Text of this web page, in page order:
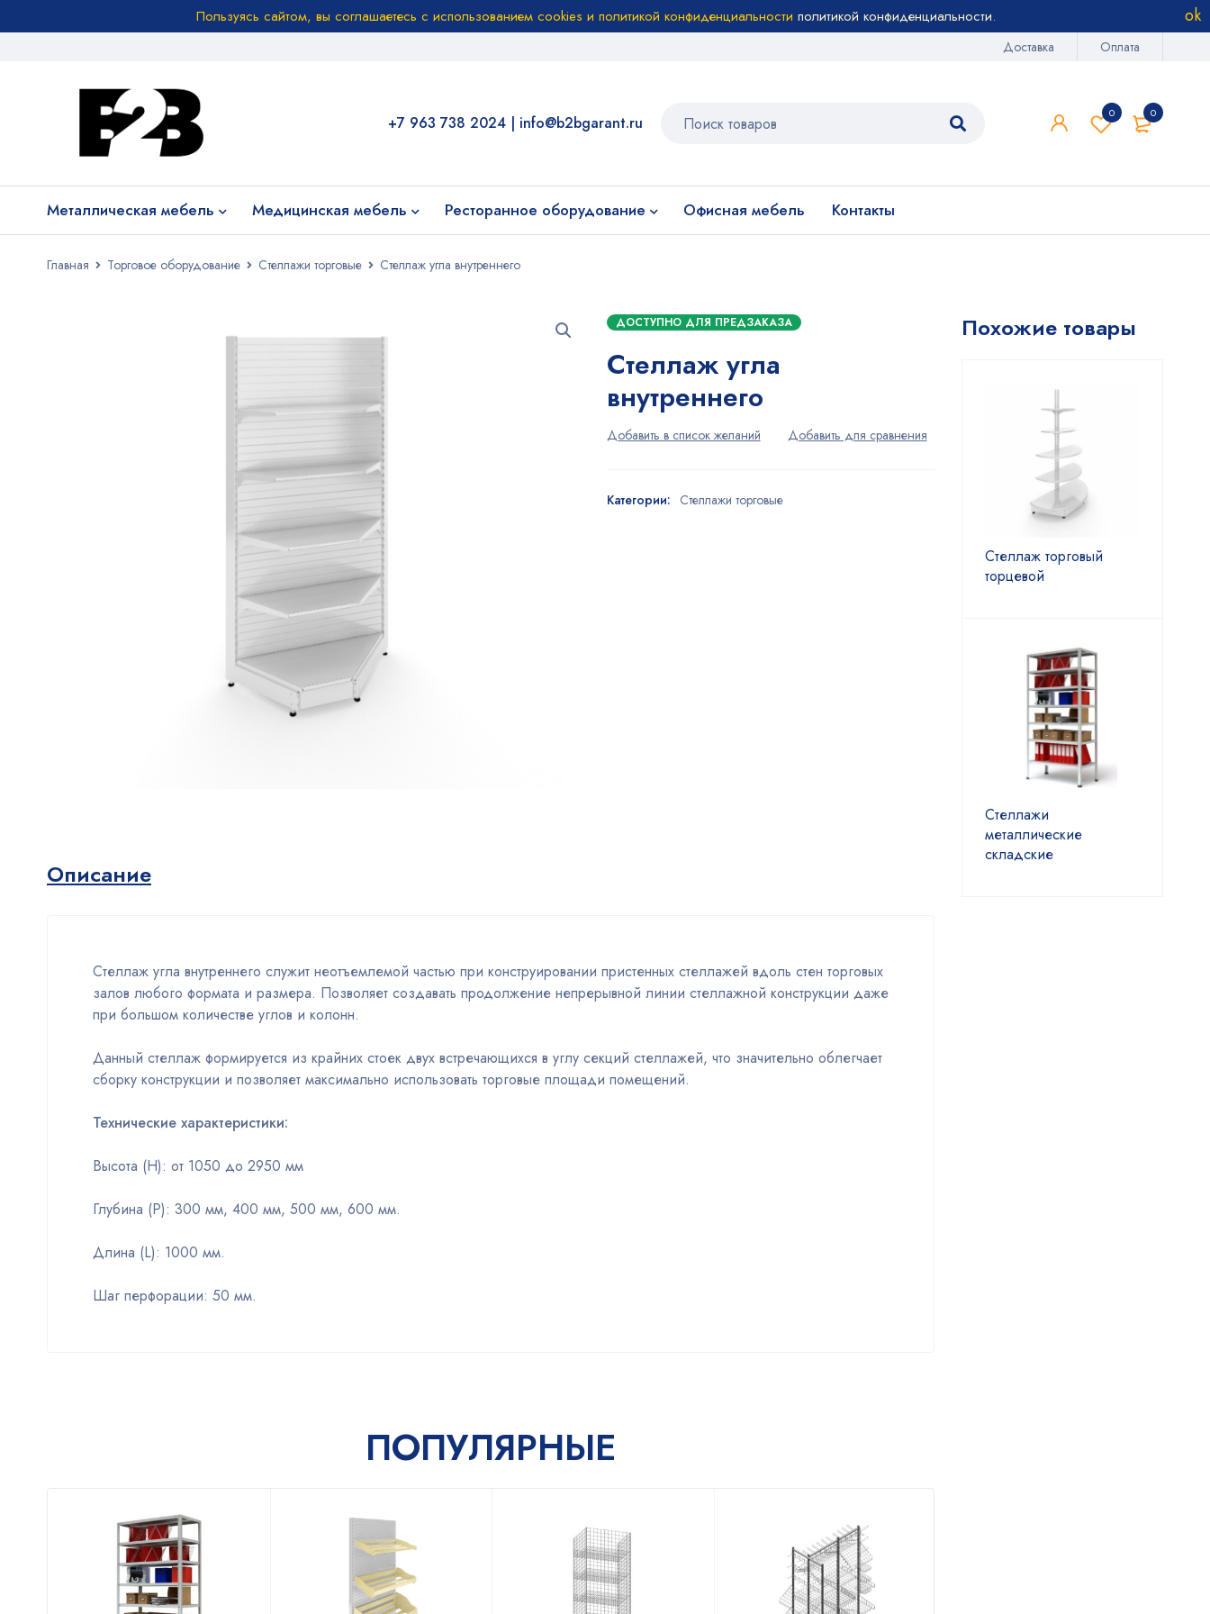
Пользуясь сайтом, вы соглашаетесь с использованием cookies и политикой конфиденциальности политикой конфиденциальности.
Доставка Оплата
0
0
+7 963 738 2024 | info@b2bgarant.ru
Металлическая мебель Медицинская мебель Ресторанное оборудование Офисная мебель Контакты
Главная Торговое оборудование Стеллажи торговые Стеллаж угла внутреннего
ДОСТУПНО ДЛЯ ПРЕДЗАКАЗА
Стеллаж угла
внутреннего
Категории: Стеллажи торговые
Описание
Стеллаж угла внутреннего служит неотъемлемой частью при конструировании пристенных стеллажей вдоль стен торговых
залов любого формата и размера. Позволяет создавать продолжение непрерывной линии стеллажной конструкции даже
при большом количестве углов и колонн.
Данный стеллаж формируется из крайних стоек двух встречающихся в углу секций стеллажей, что значительно облегчает
сборку конструкции и позволяет максимально использовать торговые площади помещений.
Технические характеристики:
Высота (Н): от 1050 до 2950 мм
Глубина (Р): 300 мм, 400 мм, 500 мм, 600 мм.
Длина (L): 1000 мм.
Шаг перфорации: 50 мм.
ПОПУЛЯРНЫЕ
Похожие товары
Стеллаж торговый
торцевой
Стеллажи
металлические
складские